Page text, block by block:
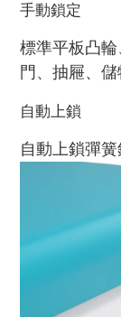
手動鎖定
標準平板凸
門、抽屜、
自動上鎖
自動上鎖彈簧